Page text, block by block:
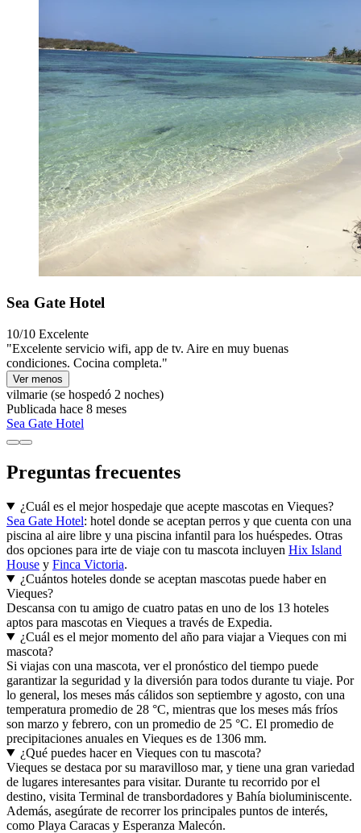
Sea Gate Hotel
10/10 Excelente
"Excelente servicio wifi, app de tv. Aire en muy buenas
condiciones. Cocina completa."
Ver menos
vilmarie (se hospedó 2 noches)
Publicada hace 8 meses
Sea Gate Hotel
Preguntas frecuentes
¿Cuál es el mejor hospedaje que acepte mascotas en Vieques?
Sea Gate Hotel: hotel donde se aceptan perros y que cuenta con una
piscina al aire libre y una piscina infantil para los huéspedes. Otras
dos opciones para irte de viaje con tu mascota incluyen Hix Island
House y Finca Victoria.
¿Cuántos hoteles donde se aceptan mascotas puede haber en
Vieques?
Descansa con tu amigo de cuatro patas en uno de los 13 hoteles
aptos para mascotas en Vieques a través de Expedia.
¿Cuál es el mejor momento del año para viajar a Vieques con mi
mascota?
Si viajas con una mascota, ver el pronóstico del tiempo puede
garantizar la seguridad y la diversión para todos durante tu viaje. Por
lo general, los meses más cálidos son septiembre y agosto, con una
temperatura promedio de 28 °C, mientras que los meses más fríos
son marzo y febrero, con un promedio de 25 °C. El promedio de
precipitaciones anuales en Vieques es de 1306 mm.
¿Qué puedes hacer en Vieques con tu mascota?
Vieques se destaca por su maravilloso mar, y tiene una gran variedad
de lugares interesantes para visitar. Durante tu recorrido por el
destino, visita Terminal de transbordadores y Bahía bioluminiscente.
Además, asegúrate de recorrer los principales puntos de interés,
como Playa Caracas y Esperanza Malecón.